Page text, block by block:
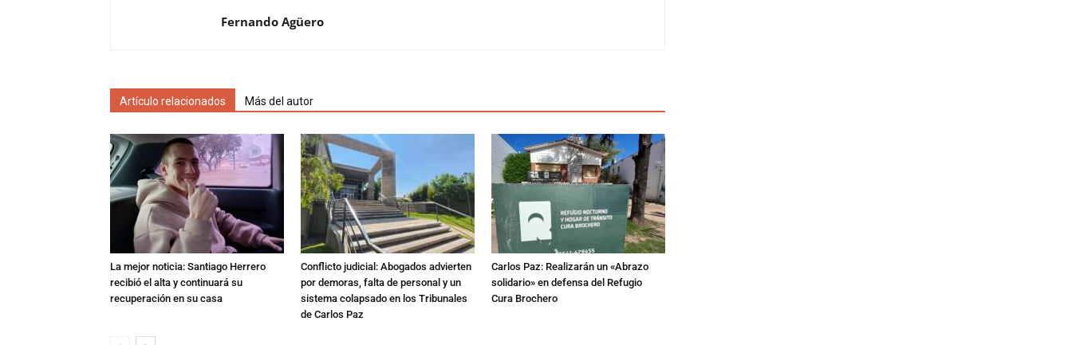
Fernando Agüero
Artículo relacionados Más del autor
La mejor noticia: Santiago Herrero
recibió el alta y continuará su
recuperación en su casa
Conflicto judicial: Abogados advierten
por demoras, falta de personal y un
sistema colapsado en los Tribunales
de Carlos Paz
Carlos Paz: Realizarán un «Abrazo
solidario» en defensa del Refugio
Cura Brochero